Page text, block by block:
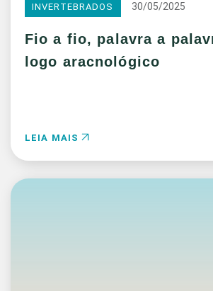
INVERTEBRADOS 30/05/2025
Fio a fio, palavra a
logo aracnológico
LEIA MAIS